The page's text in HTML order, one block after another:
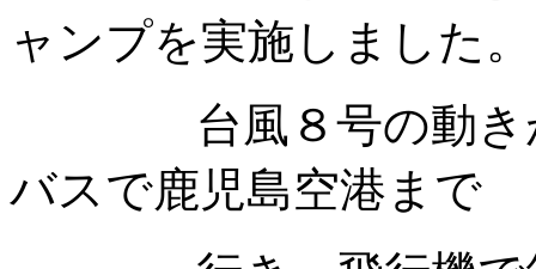
ャンプを実施しました。
台風８号の動きが
バスで鹿児島空港まで